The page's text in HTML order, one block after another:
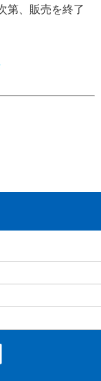
第、販売を終了